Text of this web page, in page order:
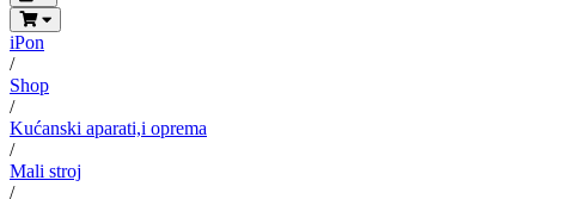
iPon
/
Shop
/
Kućanski aparati,i oprema
/
Mali stroj
/